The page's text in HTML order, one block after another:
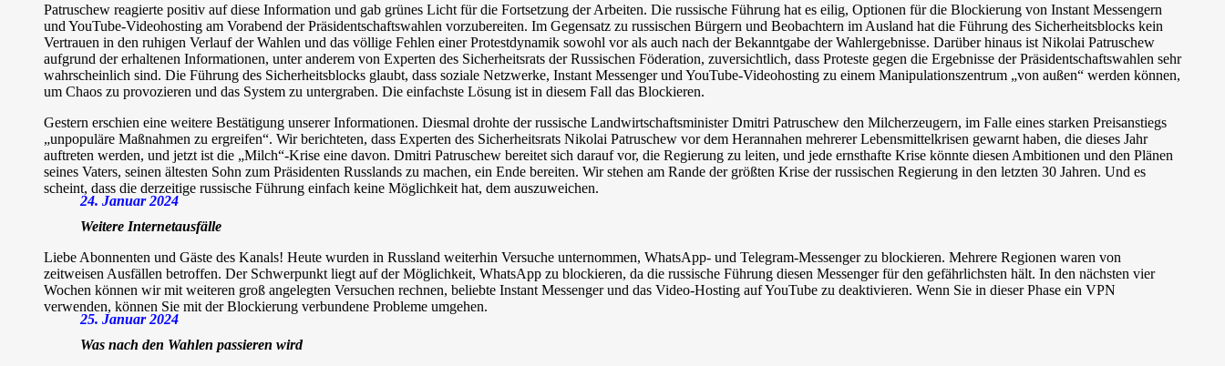
Patruschew reagierte positiv auf diese Information und gab grünes Licht für die Fortsetzung der Arbeiten. Die russische Führung hat es eilig, Optionen für die Blockierung von Instant Messengern
und YouTube-Videohosting am Vorabend der Präsidentschaftswahlen vorzubereiten. Im Gegensatz zu russischen Bürgern und Beobachtern im Ausland hat die Führung des Sicherheitsblocks kein
Vertrauen in den ruhigen Verlauf der Wahlen und das völlige Fehlen einer Protestdynamik sowohl vor als auch nach der Bekanntgabe der Wahlergebnisse. Darüber hinaus ist Nikolai Patruschew
aufgrund der erhaltenen Informationen, unter anderem von Experten des Sicherheitsrats der Russischen Föderation, zuversichtlich, dass Proteste gegen die Ergebnisse der Präsidentschaftswahlen sehr
wahrscheinlich sind. Die Führung des Sicherheitsblocks glaubt, dass soziale Netzwerke, Instant Messenger und YouTube-Videohosting zu einem Manipulationszentrum „von außen“ werden können,
um Chaos zu provozieren und das System zu untergraben. Die einfachste Lösung ist in diesem Fall das Blockieren.
Gestern erschien eine weitere Bestätigung unserer Informationen. Diesmal drohte der russische Landwirtschaftsminister Dmitri Patruschew den Milcherzeugern, im Falle eines starken Preisanstiegs
„unpopuläre Maßnahmen zu ergreifen“. Wir berichteten, dass Experten des Sicherheitsrats Nikolai Patruschew vor dem Herannahen mehrerer Lebensmittelkrisen gewarnt haben, die dieses Jahr
auftreten werden, und jetzt ist die „Milch“-Krise eine davon. Dmitri Patruschew bereitet sich darauf vor, die Regierung zu leiten, und jede ernsthafte Krise könnte diesen Ambitionen und den Plänen
seines Vaters, seinen ältesten Sohn zum Präsidenten Russlands zu machen, ein Ende bereiten. Wir stehen am Rande der größten Krise der russischen Regierung in den letzten 30 Jahren. Und es
scheint, dass die derzeitige russische Führung einfach keine Möglichkeit hat, dem auszuweichen.
24. Januar 2024
Weitere Internetausfälle
Liebe Abonnenten und Gäste des Kanals! Heute wurden in Russland weiterhin Versuche unternommen, WhatsApp- und Telegram-Messenger zu blockieren. Mehrere Regionen waren von
zeitweisen Ausfällen betroffen. Der Schwerpunkt liegt auf der Möglichkeit, WhatsApp zu blockieren, da die russische Führung diesen Messenger für den gefährlichsten hält. In den nächsten vier
Wochen können wir mit weiteren groß angelegten Versuchen rechnen, beliebte Instant Messenger und das Video-Hosting auf YouTube zu deaktivieren. Wenn Sie in dieser Phase ein VPN
verwenden, können Sie mit der Blockierung verbundene Probleme umgehen.
25. Januar 2024
Was nach den Wahlen passieren wird